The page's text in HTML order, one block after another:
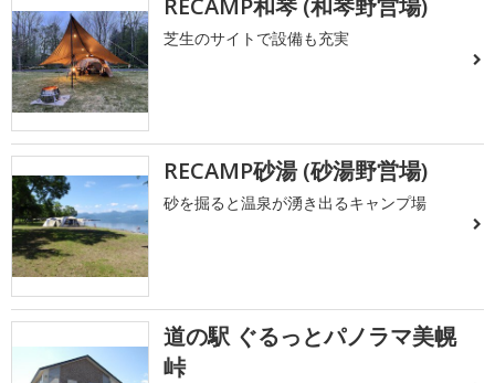
RECAMP和琴 (和琴野営場)
芝生のサイトで設備も充実
RECAMP砂湯 (砂湯野営場)
砂を掘ると温泉が湧き出るキャンプ場
道の駅 ぐるっとパノラマ美幌
峠